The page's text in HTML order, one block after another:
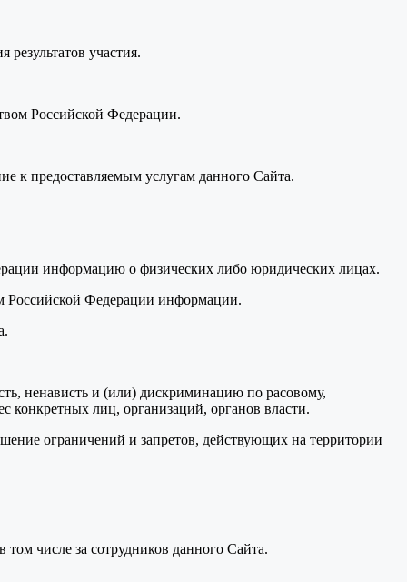
участия.
Российской Федерации.
к предоставляемым услугам данного Сайта.
информацию о физических либо юридических лицах.
Российской Федерации информации.
ненависть и (или) дискриминацию по расовому,
конкретных лиц, организаций, органов власти.
ограничений и запретов, действующих на территории
том числе за сотрудников данного Сайта.